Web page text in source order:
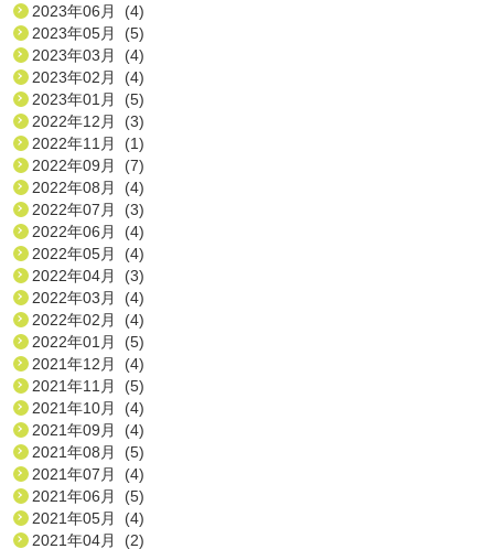
2023年06月 (4)
2023年05月 (5)
2023年03月 (4)
2023年02月 (4)
2023年01月 (5)
2022年12月 (3)
2022年11月 (1)
2022年09月 (7)
2022年08月 (4)
2022年07月 (3)
2022年06月 (4)
2022年05月 (4)
2022年04月 (3)
2022年03月 (4)
2022年02月 (4)
2022年01月 (5)
2021年12月 (4)
2021年11月 (5)
2021年10月 (4)
2021年09月 (4)
2021年08月 (5)
2021年07月 (4)
2021年06月 (5)
2021年05月 (4)
2021年04月 (2)